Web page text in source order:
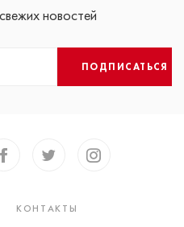
новостей
ПОДПИСАТЬСЯ
КОНТАКТЫ